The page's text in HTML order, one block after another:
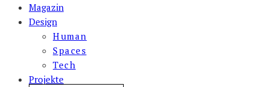
Magazin
Design
Human
Spaces
Tech
Projekte